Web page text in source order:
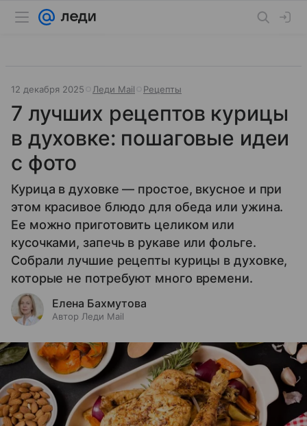
12 декабря 2025 Леди Mail Рецепты
7 лучших рецептов курицы
в духовке: пошаговые идеи
с фото
Курица в духовке — простое, вкусное и при
этом красивое блюдо для обеда или ужина.
Ее можно приготовить целиком или
кусочками, запечь в рукаве или фольге.
Собрали лучшие рецепты курицы в духовке,
которые не потребуют много времени.
Елена Бахмутова
Автор Леди Mail